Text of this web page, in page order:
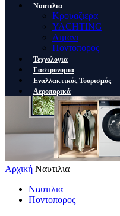
Ναυτιλια
Κρουαζιερα
YACHTING
Λιμανι
Ποντοπορος
Τεχνολογια
Γαστρονομια
Εναλλακτικός Τουρισμός
Αεροπορικά
Αρχική Ναυτιλια
Ναυτιλια
Ποντοπορος